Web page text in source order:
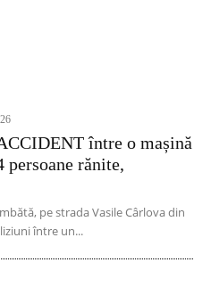
între o mașină
rănite,
pe strada Vasile Cârlova din
între un...